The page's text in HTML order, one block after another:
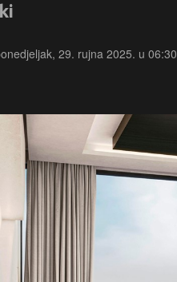
29. rujna 2025. u 06:30